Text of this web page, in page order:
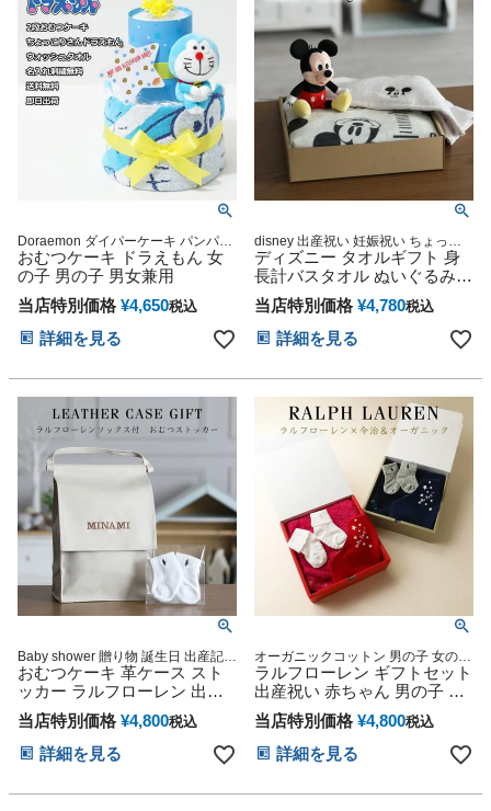
Doraemon ダイパーケーキ パンパー
ス ムーニー メリーズ GOO.N いずれ
か×15枚(S,M,L)※パンツタイプは12
枚 ベビーシャワー 2段 ご出産祝い 出
産内祝い 送料込 送料無料 人気
おむつケーキ ドラえもん 女
の子 男の子 男女兼用
当店特別価格 ¥4,650税込
詳細を見る
disney 出産祝い 妊娠祝い ちょっと
したプレゼントに最適 バスタオル付
ギフトセット 送料無料
ディズニー タオルギフト 身
長計バスタオル ぬいぐるみ
プーさん 名入れ 刺繍 出産祝
い プレゼント 赤ちゃん 男の
子 女の子 可愛い 人気 ギフト
セット 端午の節句 ラッピン
ンタイン 七五三 初節句 子供
の日 ギフトセット 人気 端午
当店特別価格 ¥4,780税込
詳細を見る
Baby shower 贈り物 誕生日 出産記念
人気 可愛い 豪華 オンライン オムツ
ケーキ カラフル インスタ ベビーギ
フト
おむつケーキ 革ケース スト
ッカー ラルフローレン 出産
祝い 1位 男の子 女の子 くす
みカラー ベビー ソックス
POLO RALPH LAUREN 名入
れ 刺繍 名前入り ギフトセッ
当店特別価格 ¥4,800税込
詳細を見る
オーガニックコットン 男の子 女の子
ベビーソックス 名入れ刺繍 日本製
スタイ
ラルフローレン ギフトセット
出産祝い 赤ちゃん 男の子 女
の子 POLO RALPH LAUREN
思い出 赤ちゃん おむつ 子供
出産 マタニティ マタニティ
フォト パパ ママ ベイビー お
当店特別価格 ¥4,800税込
詳細を見る